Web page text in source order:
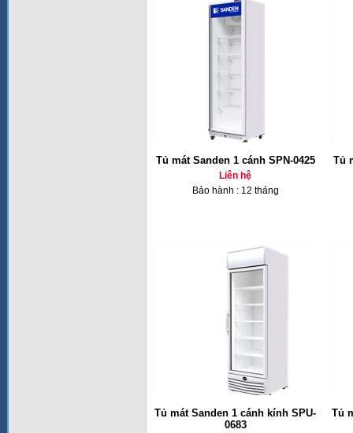
Tủ mát Sanden 1 cánh SPN-0425
Liên hệ
Bảo hành : 12 tháng
Tủ
Tủ mát Sanden 1 cánh kính SPU-
0683
Tủ